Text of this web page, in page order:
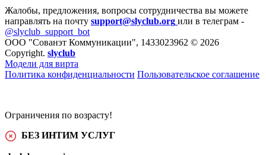
Жалобы, предложения, вопросы сотрудничества вы можете
направлять на почту support@slyclub.org или в телеграм -
@slyclub_support_bot
ООО "Сованэт Коммуникации", 1433023962 © 2026
Copyright. slyclub
Модели для вирта
Политика конфиденциальности Пользовательское соглашение
Ограничения по возрасту!
БЕЗ ИНТИМ УСЛУГ